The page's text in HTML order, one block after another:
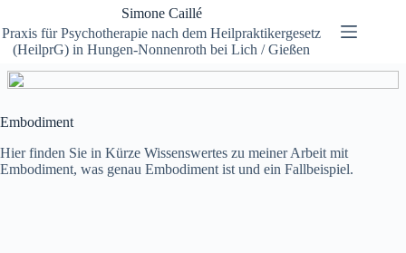
springen
Simone Caillé
Praxis für Psychotherapie nach dem Heilpraktikergesetz
(HeilprG) in Hungen-Nonnenroth bei Lich / Gießen
Embodiment
Hier finden Sie in Kürze Wissenswertes zu meiner Arbeit mit
Embodiment, was genau Embodiment ist und ein Fallbeispiel.